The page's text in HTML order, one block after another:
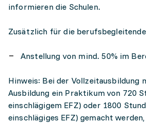
informieren die Schulen.
Zusätzlich für die
Anstellung von mind. 50% im
Hinweis: Bei der Vollzeitausbildung
Ausbildung ein Praktikum von 720
einschlägigem EFZ) oder 1800
einschlägiges EFZ) gemacht